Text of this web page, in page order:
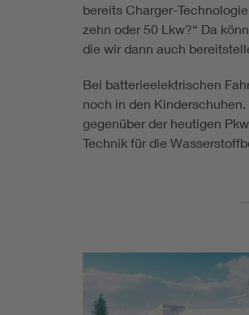
bereits Charger-
zehn oder 50 Lkw?“ Da
die wir dann auch
Bei batterieelektrischen
noch in den
gegenüber der heutigen
Technik für die